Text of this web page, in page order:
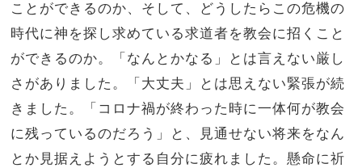
ことができるのか、そして、どうしたらこの危機の
時代に神を探し求めている求道者を教会に招くこと
ができるのか。「なんとかなる」とは言えない厳し
さがありました。「大丈夫」とは思えない緊張が続
きました。「コロナ禍が終わった時に一体何が教会
に残っているのだろう」と、見通せない将来をなん
とか見据えようとする自分に疲れました。懸命に祈